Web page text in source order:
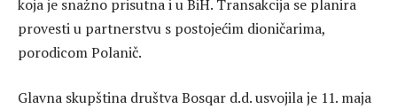
koja je snažno prisutna i u BiH. Transakcija se planira
provesti u partnerstvu s postojećim dioničarima,
porodicom Polanič.
Glavna skupština društva Bosqar d.d. usvojila je 11. maja